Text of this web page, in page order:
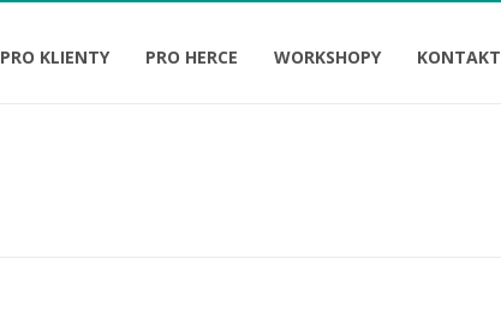
PRO KLIENTY PRO HERCE WORKSHOPY KONTAKT